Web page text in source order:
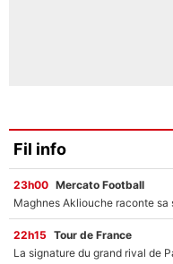
Fil info
23h00 Mercato Football
22h15 Tour de France